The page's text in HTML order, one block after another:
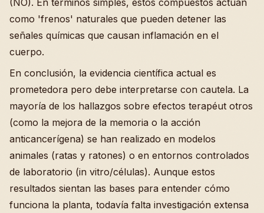
(NO). En términos simples, estos compuestos actúan
como 'frenos' naturales que pueden detener las
señales químicas que causan inflamación en el
cuerpo.
En conclusión, la evidencia científica actual es
prometedora pero debe interpretarse con cautela. La
mayoría de los hallazgos sobre efectos terapéut otros
(como la mejora de la memoria o la acción
anticancerígena) se han realizado en modelos
animales (ratas y ratones) o en entornos controlados
de laboratorio (in vitro/células). Aunque estos
resultados sientan las bases para entender cómo
funciona la planta, todavía falta investigación extensa